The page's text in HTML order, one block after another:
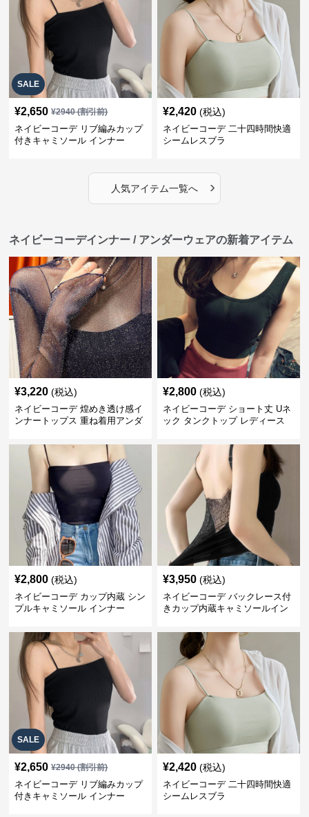
SALE
¥2,650 ¥2940(割引前)
ネイビーコーデ リブ編みカップ
付きキャミソール インナー
¥2,420 (税込)
ネイビーコーデ 二十四時間快適
シームレスブラ
人気アイテム一覧へ ›
ネイビーコーデインナー / アンダーウェアの新着アイテム
¥3,220 (税込)
ネイビーコーデ 煌めき透け感イ
ンナートップス 重ね着用アンダ
¥2,800 (税込)
ネイビーコーデ ショート丈 Uネ
ック タンクトップ レディース
¥2,800 (税込)
ネイビーコーデ カップ内蔵 シン
プルキャミソール インナー
¥3,950 (税込)
ネイビーコーデ バックレース付
きカップ内蔵キャミソールイン
SALE
¥2,650 ¥2940(割引前)
ネイビーコーデ リブ編みカップ
付きキャミソール インナー
¥2,420 (税込)
ネイビーコーデ 二十四時間快適
シームレスブラ